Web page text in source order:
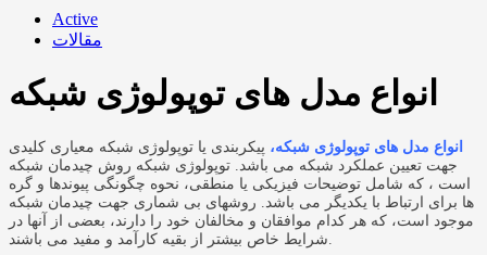
Active
مقالات
انواع مدل های توپولوژی شبکه
انواع مدل های توپولوژی شبکه، پیکربندی یا توپولوژی شبکه معیاری کلیدی
جهت تعیین عملکرد شبکه می باشد. توپولوژی شبکه روش چیدمان شبکه
است ، که شامل توضیحات فیزیکی یا منطقی، نحوه چگونگی پیوندها و گره
ها برای ارتباط با یکدیگر می باشد. روشهای بی شماری جهت چیدمان شبکه
موجود است، که هر کدام موافقان و مخالفان خود را دارند، بعضی از آنها در